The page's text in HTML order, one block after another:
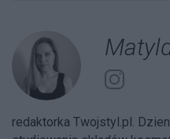
redaktorka Twojstyl.pl.